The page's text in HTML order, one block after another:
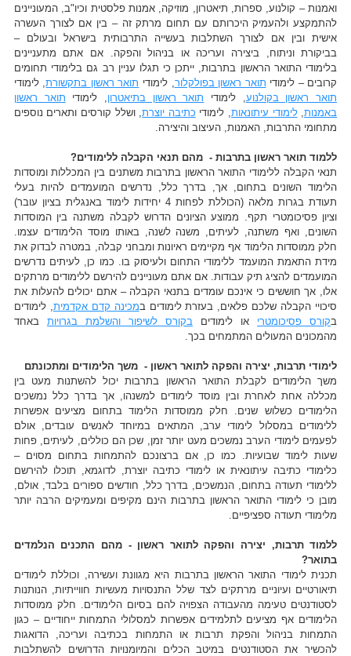
ואמנות – קולנוע, ספרות, תיאטרון, מוזיקה, אמנות פלסטית וכיו"ב, המעוניינים
להתמקצע ולהעמיק היכרותם עם תחום מרתק זה – בין אם לצורך העשרה
אישית ובין אם לצורך השתלבות בעשייה התרבותית בישראל ובעולם –
בביקורת וניתוח, ביצירה ועריכה או בניהול והפקה. אם אתם מתעניינים
בלימודי התואר הראשון בתרבות, ייתכן כי תגלו עניין רב גם בלימודי תחומים
קרובים – לימודי תואר ראשון בפולקלור , לימודי תואר ראשון בתקשורת, לימודי
תואר ראשון בקולנוע , לימודי תואר ראשון בתיאטרון , לימודי תואר ראשון
באמנות,לימודי עיתונאות , לימודי כתיבה יוצרת, ושלל קורסים ותארים נוספים
מתחומי התרבות, האמנות, העיצוב והיצירה.
ללמוד תואר ראשון בתרבות - מהם תנאי הקבלה ללימודים?
תנאי הקבלה ללימודי התואר הראשון בתרבות משתנים בין המכללות ומוסדות
הלימוד השונים בתחום, אך, בדרך כלל, נדרשים המועמדים להיות בעלי
תעודת בגרות מלאה (הכוללת לפחות 4 יחידות לימוד באנגלית בציון עובר)
וציון פסיכומטרי תקף. ממוצע הציונים הדרוש לקבלה משתנה בין המוסדות
השונים, ואף משתנה, לעיתים, משנה לשנה, באותו מוסד הלימודים עצמו.
חלק ממוסדות הלימוד אף מקיימים ראיונות ומבחני קבלה, במטרה לבדוק את
מידת התאמת המועמד ללימודי התחום ולעיסוק בו. כמו כן, לעיתים נדרשים
המועמדים להציג תיק עבודות. אם אתם מעוניינים להירשם ללימודים מרתקים
אלו, אך חוששים כי אינכם עומדים בתנאי הקבלה – אתם יכולים להעלות את
סיכויי הקבלה שלכם פלאים, בעזרת לימודים במכינה קדם אקדמית , לימודים
בקורס פסיכומטרי או לימודים בקורס לשיפור והשלמת בגרויות באחד
מהמכונים המעולים המתמחים בכך.
לימודי תרבות, יצירה והפקה לתואר ראשון - משך הלימודים ומתכונתם
משך הלימודים לקבלת התואר הראשון בתרבות יכול להשתנות מעט בין
מכללה אחת לאחרת ובין מוסד לימודים למשנהו, אך בדרך כלל נמשכים
הלימודים כשלוש שנים. חלק ממוסדות הלימוד בתחום מציעים אפשרות
ללימודים במסלול לימודי ערב, המתאים במיוחד לאנשים עובדים, אולם
לפעמים לימודי הערב נמשכים מעט יותר זמן, שכן הם כוללים, לעיתים, פחות
שעות לימוד שבועיות. כמו כן, אם ברצונכם להתמחות בתחום מסוים –
כלימודי כתיבה עיתונאית או לימודי כתיבה יוצרת, לדוגמא, תוכלו להירשם
ללימודי תעודה בתחום, הנמשכים, בדרך כלל, חודשים ספורים בלבד, אולם,
מובן כי לימודי התואר הראשון בתרבות הינם מקיפים ומעמיקים הרבה יותר
מלימודי תעודה ספציפיים.
ללמוד תרבות, יצירה והפקה לתואר ראשון - מהם התכנים הנלמדים
בתואר?
תכנית לימודי התואר הראשון בתרבות היא מגוונת ועשירה, וכוללת לימודים
תיאורטיים ועיוניים מרתקים לצד שלל התנסויות מעשיות חווייתיות, הנותנות
לסטודנטים טעימה מהעבודה הצפויה להם בסיום הלימודים. חלק ממוסדות
הלימודים אף מציעים לתלמידים אפשרות למסלולי התמחות ייחודיים – כגון
התמחות בניהול והפקת תרבות או התמחות בכתיבה ועריכה, הדואגות
להכשיר את הסטודנטים במיטב הכלים והמיומנויות הדרושים להשתלבות